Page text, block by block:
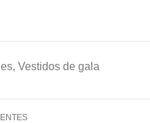
, Vestidos de gala